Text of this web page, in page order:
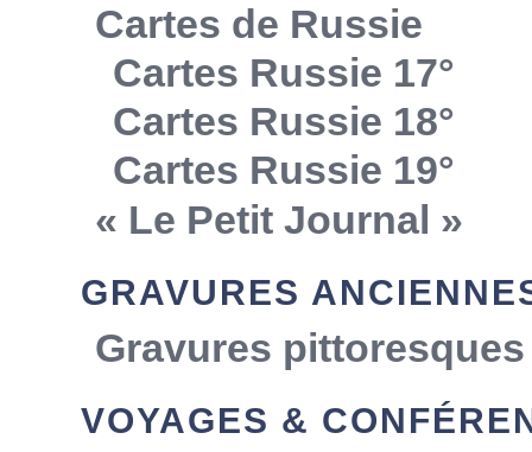
Cartes de Russie
Cartes Russie 17°
Cartes Russie 18°
Cartes Russie 19°
« Le Petit Journal »
GRAVURES
Gravures pittoresques
VOYAGES &